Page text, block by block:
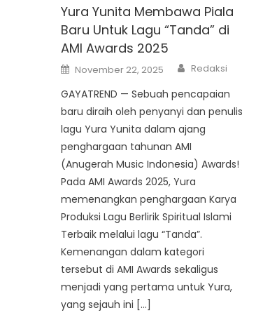
Yura Yunita Membawa Piala
Baru Untuk Lagu “Tanda” di
AMI Awards 2025
Posted
on
November 22, 2025 Author
Redaksi
GAYATREND — Sebuah pencapaian
baru diraih oleh penyanyi dan penulis
lagu Yura Yunita dalam ajang
penghargaan tahunan AMI
(Anugerah Music Indonesia) Awards!
Pada AMI Awards 2025, Yura
memenangkan penghargaan Karya
Produksi Lagu Berlirik Spiritual Islami
Terbaik melalui lagu “Tanda”.
Kemenangan dalam kategori
tersebut di AMI Awards sekaligus
menjadi yang pertama untuk Yura,
yang sejauh ini […]